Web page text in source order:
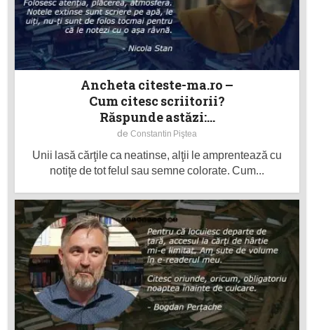
Ancheta citeste-ma.ro –
Cum citesc scriitorii?
Răspunde astăzi:...
de Constantin Piştea
Unii lasă cărţile ca neatinse, alţii le amprentează cu
notiţe de tot felul sau semne colorate. Cum...